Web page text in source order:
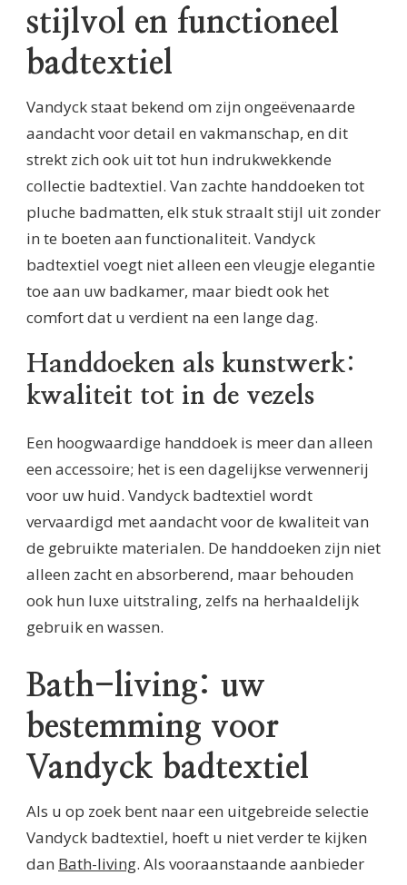
stijlvol en functioneel
badtextiel
Vandyck staat bekend om zijn ongeëvenaarde
aandacht voor detail en vakmanschap, en dit
strekt zich ook uit tot hun indrukwekkende
collectie badtextiel. Van zachte handdoeken tot
pluche badmatten, elk stuk straalt stijl uit zonder
in te boeten aan functionaliteit. Vandyck
badtextiel voegt niet alleen een vleugje elegantie
toe aan uw badkamer, maar biedt ook het
comfort dat u verdient na een lange dag.
Handdoeken als kunstwerk:
kwaliteit tot in de vezels
Een hoogwaardige handdoek is meer dan alleen
een accessoire; het is een dagelijkse verwennerij
voor uw huid. Vandyck badtextiel wordt
vervaardigd met aandacht voor de kwaliteit van
de gebruikte materialen. De handdoeken zijn niet
alleen zacht en absorberend, maar behouden
ook hun luxe uitstraling, zelfs na herhaaldelijk
gebruik en wassen.
Bath-living: uw
bestemming voor
Vandyck badtextiel
Als u op zoek bent naar een uitgebreide selectie
Vandyck badtextiel, hoeft u niet verder te kijken
dan Bath-living. Als vooraanstaande aanbieder